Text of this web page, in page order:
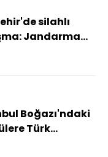
silahlı
Jandarma
Boğazı'ndaki
Türk